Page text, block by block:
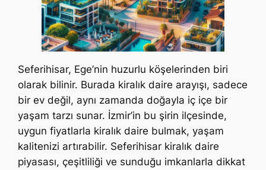
Seferihisar, Ege’nin huzurlu köşelerinden biri
olarak bilinir. Burada kiralık daire arayışı, sadece
bir ev değil, aynı zamanda doğayla iç içe bir
yaşam tarzı sunar. İzmir’in bu şirin ilçesinde,
uygun fiyatlarla kiralık daire bulmak, yaşam
kalitenizi artırabilir. Seferihisar kiralık daire
piyasası, çeşitliliği ve sunduğu imkanlarla dikkat